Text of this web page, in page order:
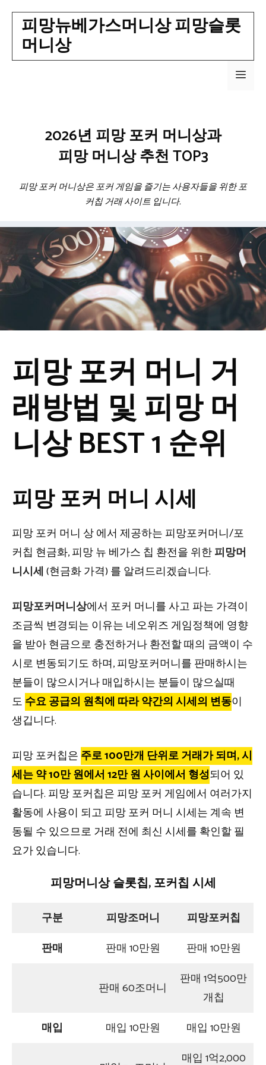
Skip
content
피망뉴베가스머니상 피망슬롯
머니상
2026년 피망 포커 머니상과
피망 머니상 추천 TOP3
피망 포커 머니상은 포커 게임을 즐기는 사용자들을 위한 포
커칩 거래 사이트 입니다.
피망 포커 머니 거
래방법 및 피망 머
니상 BEST 1 순위
피망 포커 머니 시세
피망 포커 머니 상 에서 제공하는 피망포커머니/포
커칩 현금화, 피망 뉴 베가스 칩 환전을 위한피망머
니시세 (현금화 가격) 를 알려드리겠습니다.
피망포커머니상에서 포커 머니를 사고 파는 가격이
조금씩 변경되는 이유는 네오위즈 게임정책에 영향
을 받아 현금으로 충전하거나 환전할 때의 금액이 수
시로 변동되기도 하며, 피망포커머니를 판매하시는
분들이 많으시거나 매입하시는 분들이 많으실때
도 수요 공급의 원칙에 따라 약간의 시세의 변동이
생깁니다.
피망 포커칩은 주로 100만개 단위로 거래가 되며, 시
세는 약 10만 원에서 12만 원 사이에서 형성되어 있
습니다. 피망 포커칩은 피망 포커 게임에서 여러가지
활동에 사용이 되고 피망 포커 머니 시세는 계속 변
동될 수 있으므로 거래 전에 최신 시세를 확인할 필
요가 있습니다.
피망머니상 슬롯칩, 포커칩 시세
구분 피망조머니
피망포커칩
판매
판매 10만원 판매 10만원
판매 60조머니
판매 1억500만
개칩
매입
매입 10만원 매입 10만원
매입 1억2,000